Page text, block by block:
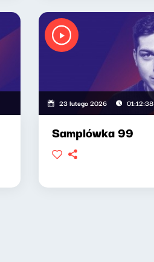
23 lutego 2026 01:12:38
Samplówka 99